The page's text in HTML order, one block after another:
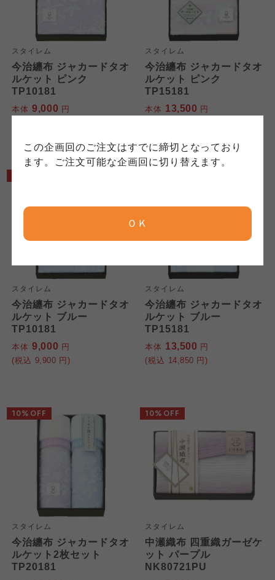
この企画回のご注文はすでに締切となっており
ます。ご注文可能な企画回に切り替えます。
ＯＫ
スタイレム
今治纏布 ジャカードタオ
ルケット ピンク
TP10181
本体 9,000 円
スタイレム
今治纏布 ジャカードタオ
ルケット ピンク
TP15181
本体 13,500 円
スタイレム
今治纏布 ジャカードタオ
ルケット ブルー
TP10181
本体 9,000 円
(税込 9,900 円)
スタイレム
今治纏布 ジャカードタオ
ルケット ブルー
TP15181
本体 13,500 円
(税込 14,850 円)
スタイレム
今治纏布 ジャカードタオ
ルケット2枚セット
TP20181
10%OFF
スタイレム
中瀬織布 四重織ガーゼケ
ット パープル
NK80721PU
10%OFF
このサイトは7つの生協から業務委託を受けて、
コープきんき事業連合が運営しています。ご自
身が加入されている生協が定める利用約款をご
確認のうえ、ご利用ください。なお、クチコミ
投稿については、利用約款の細則として規定さ
れています。
コープしが
ならコープ
おおさかパルコープ
よどがわ市民生協
大阪いずみ市民生協
コープきんき事業連合が運営しています。お預
かりしている個人情報については、コープ事業
連合、ならびに各生協の「個人情報保護方針」
にもどづいて、コープ事業連合が適切に管理を
おこなっています。
コープ事業連合、ならびに各生協の「個人情報
保護方針」については各生協のボタンをクリッ
クしてご確認ください。
コープしが
ならコープ
おおさかパルコープ
よどがわ市民生協
大阪いずみ市民生協
わかやま市民生協
このサイトは7つの生協から業務委託を受けて、
コープきんき事業連合が運営しています。販売
責任者は、それぞれご利用の生協となります。
各生協の「特定商取引法に基づく表記につい
て」については各生協のボタンをクリックして
ご確認ください。
コープしが
ならコープ
おおさかパルコープ
よどがわ市民生協
大阪いずみ市民生協